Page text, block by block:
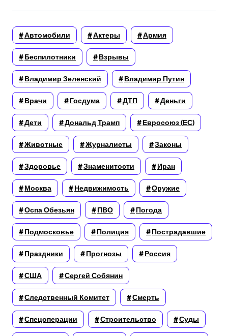
Автомобили Актеры Армия
Беспилотники Взрывы
Владимир Зеленский Владимир Путин
Врачи Госдума ДТП Деньги
Дети Дональд Трамп Евросоюз (ЕС)
Животные Журналисты Законы
Здоровье Знаменитости Иран
Москва Недвижимость Оружие
Оспа Обезьян ПВО Погода
Подмосковье Полиция Пострадавшие
Праздники Прогнозы Россия
США Сергей Собянин
Следственный Комитет Смерть
Спецоперации Строительство Суды